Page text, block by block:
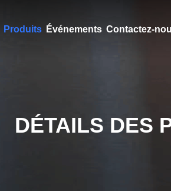
Produits Événements Contactez-
DÉTAILS DES